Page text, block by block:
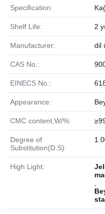
Specification:
Shelf Life: 2
Manufacturer: dil
CAS No.:
EINECS No.:
Appearance:
CMC content,W/%:
Degree of
Substitution(D.S):
High Light: